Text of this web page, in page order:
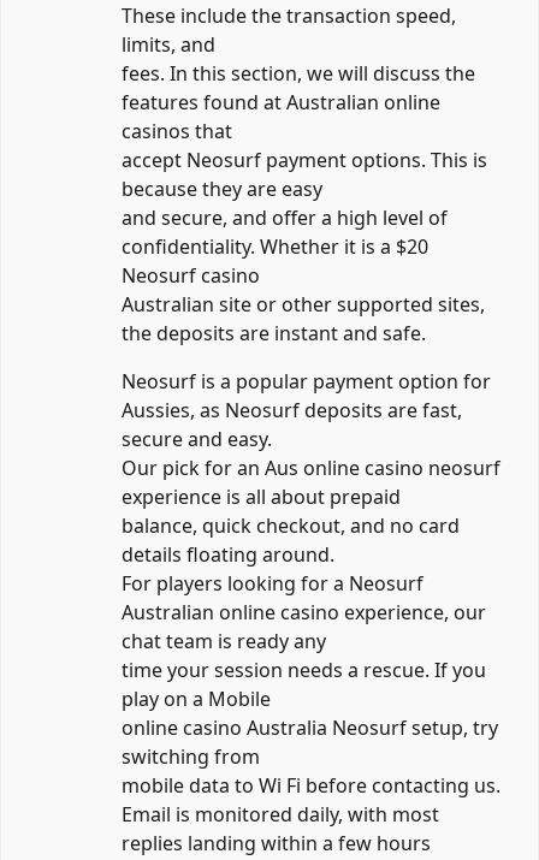
These include the transaction speed,
limits, and
fees. In this section, we will discuss the
features found at Australian online
casinos that
accept Neosurf payment options. This is
because they are easy
and secure, and offer a high level of
confidentiality. Whether it is a $20
Neosurf casino
Australian site or other supported sites,
the deposits are instant and safe.
Neosurf is a popular payment option for
Aussies, as Neosurf deposits are fast,
secure and easy.
Our pick for an Aus online casino neosurf
experience is all about prepaid
balance, quick checkout, and no card
details floating around.
For players looking for a Neosurf
Australian online casino experience, our
chat team is ready any
time your session needs a rescue. If you
play on a Mobile
online casino Australia Neosurf setup, try
switching from
mobile data to Wi Fi before contacting us.
Email is monitored daily, with most
replies landing within a few hours